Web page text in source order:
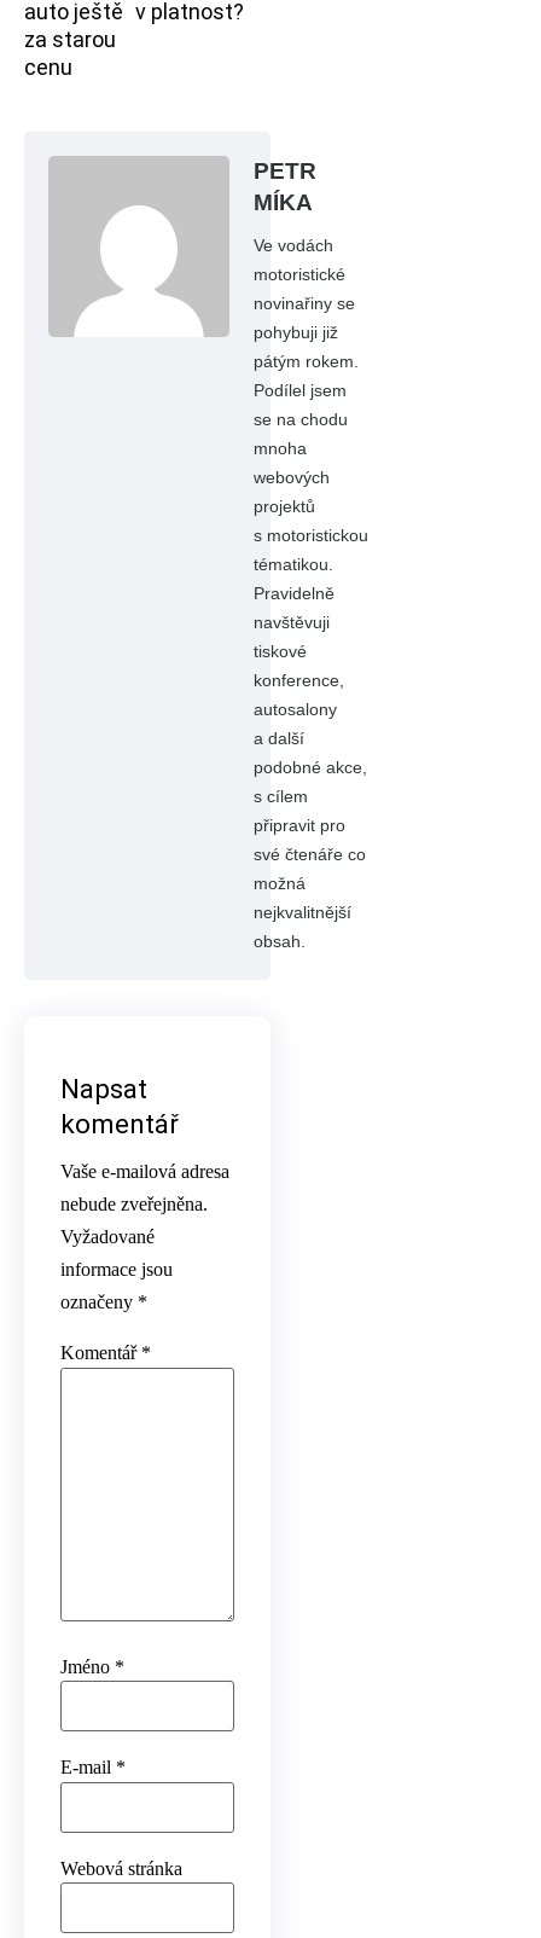
auto ještě
za starou
cenu
v platnost?
PETR
MÍKA
Ve vodách
motoristické
novinařiny se
pohybuji již
pátým rokem.
Podílel jsem
se na chodu
mnoha
webových
projektů
s motoristickou
tématikou.
Pravidelně
navštěvuji
tiskové
konference,
autosalony
a další
podobné akce,
s cílem
připravit pro
své čtenáře co
možná
nejkvalitnější
obsah.
Napsat
komentář
Vaše e-mailová adresa
nebude zveřejněna.
Vyžadované
informace jsou
označeny *
Komentář *
Jméno *
E-mail *
Webová stránka